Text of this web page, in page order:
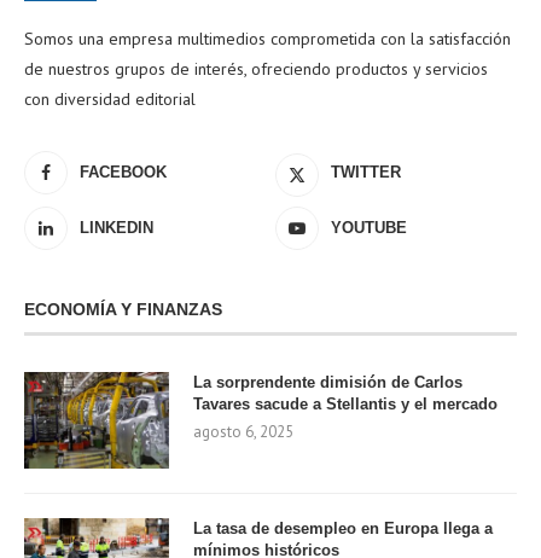
Somos una empresa multimedios comprometida con la satisfacción
de nuestros grupos de interés, ofreciendo productos y servicios
con diversidad editorial
FACEBOOK TWITTER
LINKEDIN YOUTUBE
ECONOMÍA Y FINANZAS
La sorprendente dimisión de Carlos
Tavares sacude a Stellantis y el mercado
agosto 6, 2025
La tasa de desempleo en Europa llega a
mínimos históricos